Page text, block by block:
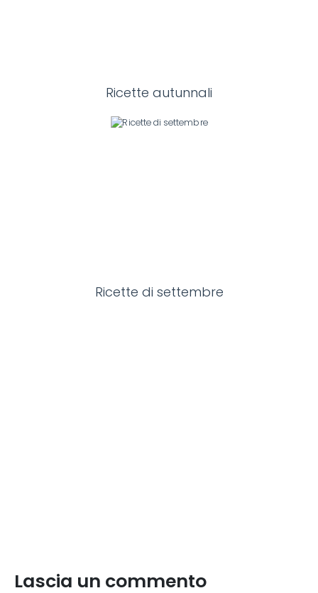
Ricette autunnali
Ricette di settembre
Lascia un commento